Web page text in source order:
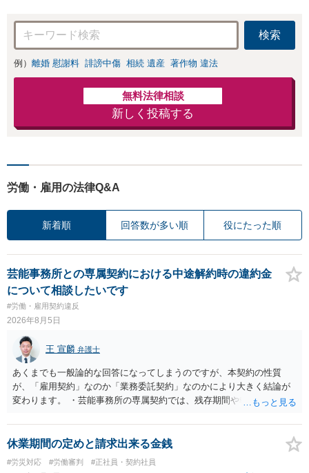
検索
例） 離婚 慰謝料 誹謗中傷 相続 遺産 著作物 違法
無料法律相談
新しく投稿する
労働・雇用の法律Q&A
新着順 回答数が多い順 役にたった順
芸能事務所との専属契約における中途解約時の違約金
について相談したいです
#労働・雇用契約違反
2026年8月5日
王 宣麟 弁護士
あくまでも一般論的な回答になってしまうのですが、本契約の性質
が、「雇用契約」なのか「業務委託契約」なのかにより大きく結論が
変わります。 ・芸能事務所の専属契約では、残存期間や報酬額、投下
務上よくあるからといって当然に適法という意味ではなく、実際の損
害との対応関係や合理性が重要です。 ・違約金に上限がなくても、常
に有効になるわけではありません。契約が労働契約に近い実態なら労
基法16条で無効となる余地があり、そうでなくても、金額が事務所の
休業期間の定めと請求出来る金銭
#労災対応 #労働審判 #正社員・契約社員